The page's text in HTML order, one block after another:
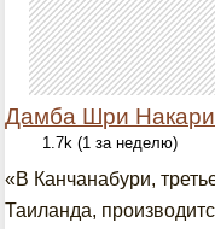
Дамба Шри
1.7k (1 за неделю)
«В Канчанабури,
Таиланда,